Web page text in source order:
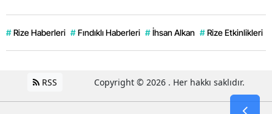
# Rize Haberleri # Fındıklı Haberleri # İhsan Alkan # Rize Etkinlikleri
RSS Copyright © 2026 . Her hakkı saklıdır.